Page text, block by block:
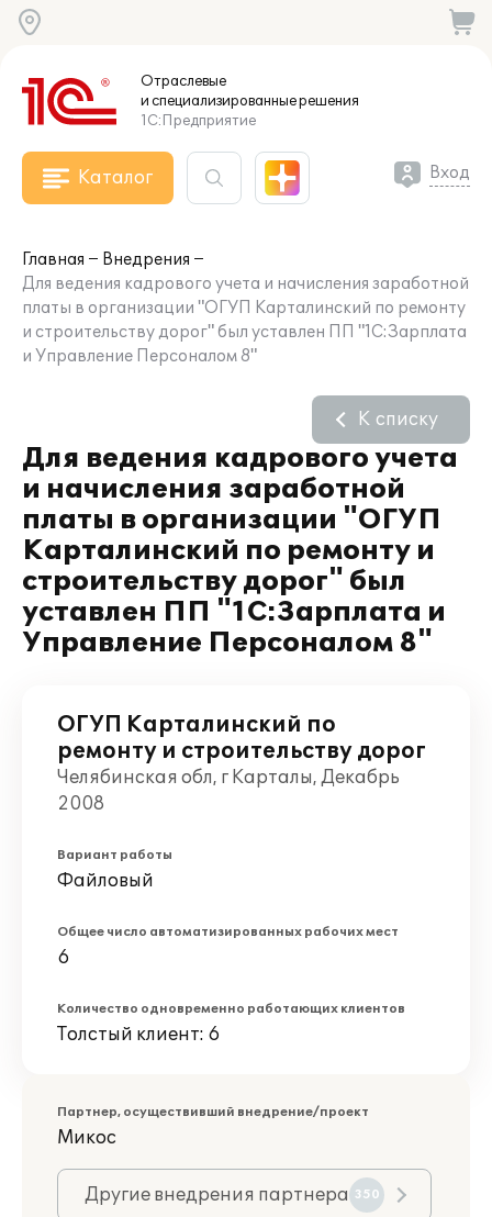
Отраслевые
и специализированныерешения
1С:Предприятие
Каталог Вход
Главная
Внедрения
Для ведения кадрового учета и начисления заработной
платы в организации "ОГУП Карталинский по ремонту
и строительству дорог" был уставлен ПП "1С:Зарплата
и Управление Персоналом 8"
Для ведения кадрового учета
и начисления заработной
платы в организации "ОГУП
Карталинский по ремонту и
строительству дорог" был
уставлен ПП "1С:Зарплата и
Управление Персоналом 8"
К списку
ОГУП Карталинский по
ремонту и строительству дорог
Челябинская обл, г Карталы, Декабрь
2008
Вариант работы
Файловый
Общее число автоматизированных рабочих мест
6
Количество одновременно работающих клиентов
Толстый клиент: 6
Партнер, осуществивший внедрение/проект
Микос
Другие внедрения партнера 350